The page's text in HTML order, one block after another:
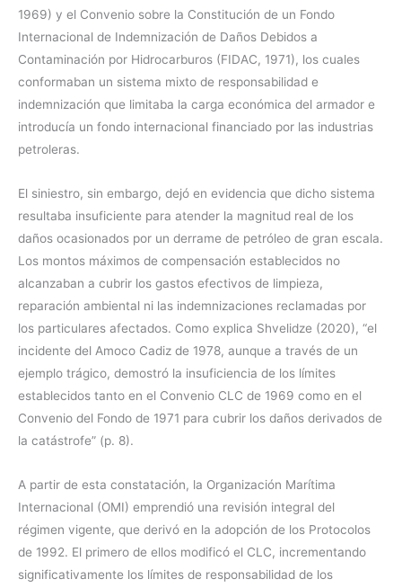
1969) y el Convenio sobre la Constitución de un Fondo
Internacional de Indemnización de Daños Debidos a
Contaminación por Hidrocarburos (FIDAC, 1971), los cuales
conformaban un sistema mixto de responsabilidad e
indemnización que limitaba la carga económica del armador e
introducía un fondo internacional financiado por las industrias
petroleras.
El siniestro, sin embargo, dejó en evidencia que dicho sistema
resultaba insuficiente para atender la magnitud real de los
daños ocasionados por un derrame de petróleo de gran escala.
Los montos máximos de compensación establecidos no
alcanzaban a cubrir los gastos efectivos de limpieza,
reparación ambiental ni las indemnizaciones reclamadas por
los particulares afectados. Como explica Shvelidze (2020), “el
incidente del Amoco Cadiz de 1978, aunque a través de un
ejemplo trágico, demostró la insuficiencia de los límites
establecidos tanto en el Convenio CLC de 1969 como en el
Convenio del Fondo de 1971 para cubrir los daños derivados de
la catástrofe” (p. 8).
A partir de esta constatación, la Organización Marítima
Internacional (OMI) emprendió una revisión integral del
régimen vigente, que derivó en la adopción de los Protocolos
de 1992. El primero de ellos modificó el CLC, incrementando
significativamente los límites de responsabilidad de los